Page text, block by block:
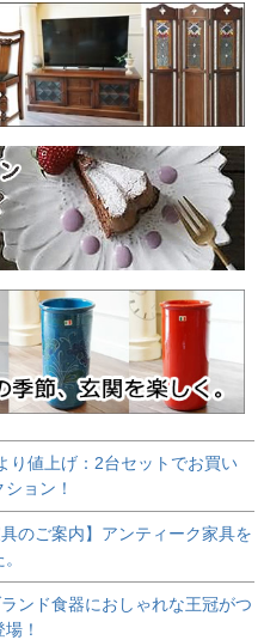
り値上げ：2台セットでお買い
ョン！
のご案内】アンティーク家具を
ンド食器におしゃれな王冠がつ
！